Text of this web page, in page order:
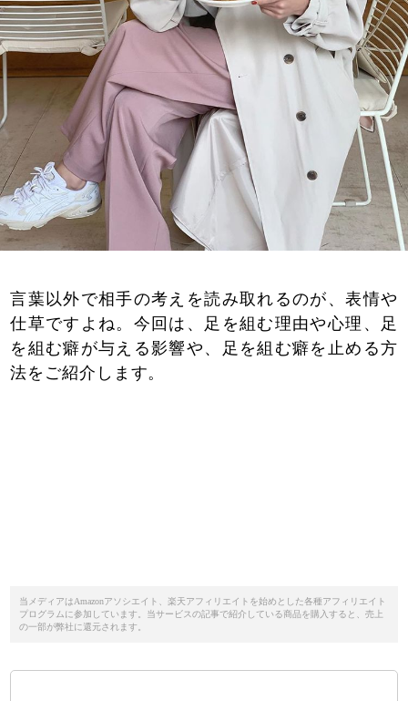
言葉以外で相手の考えを読み取れるのが、表情や
仕草ですよね。今回は、足を組む理由や心理、足
を組む癖が与える影響や、足を組む癖を止める方
法をご紹介します。
当メディアはAmazonアソシエイト、楽天アフィリエイトを始めとした各種アフィリエイト
プログラムに参加しています。当サービスの記事で紹介している商品を購入すると、売上
の一部が弊社に還元されます。